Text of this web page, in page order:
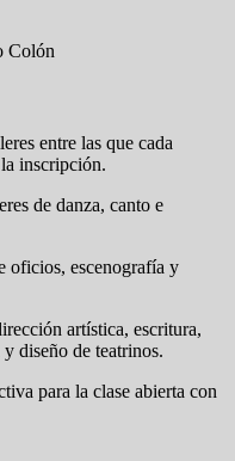
entre las que cada
inscripción.
de danza, canto e
oficios, escenografía y
artística, escritura,
diseño de teatrinos.
para la clase abierta con